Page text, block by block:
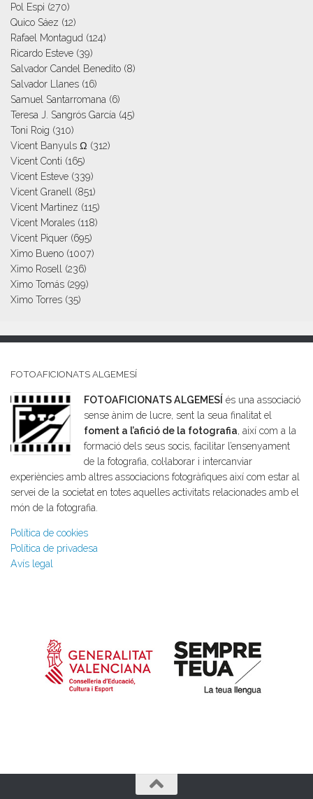
Pol Espi (270)
Quico Sáez (12)
Rafael Montagud (124)
Ricardo Esteve (39)
Salvador Candel Benedito (8)
Salvador Llanes (16)
Samuel Santarromana (6)
Teresa J. Sangrós García (45)
Toni Roig (310)
Vicent Banyuls Ω (312)
Vicent Conti (165)
Vicent Esteve (339)
Vicent Granell
(851)
Vicent Martinez (115)
Vicent Morales (118)
Vicent Piquer (695)
Ximo Bueno (1007)
Ximo Rosell
(236)
Ximo Tomás (299)
Ximo Torres (35)
FOTOAFICIONATS ALGEMESÍ
FOTOAFICIONATS ALGEMESÍ és una associació
sense ànim de lucre, sent la seua finalitat el
foment a l’afició de la fotografia, així com a la
formació dels seus socis, facilitar l’ensenyament
de la fotografia, col·laborar i intercanviar
experiències amb altres associacions fotogràfiques així com estar al
servei de la societat en totes aquelles activitats relacionades amb el
món de la fotografia.
Política de cookies
Política de privadesa
Avís legal